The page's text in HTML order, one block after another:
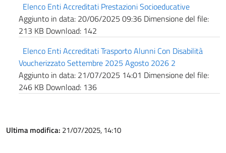
Elenco Enti Accreditati Prestazioni Socioeducative
Aggiunto in data: 20/06/2025 09:36 Dimensione del file:
213 KB Download: 142
Elenco Enti Accreditati Trasporto Alunni Con Disabilità
Voucherizzato Settembre 2025 Agosto 2026 2
Aggiunto in data: 21/07/2025 14:01 Dimensione del file:
246 KB Download: 136
Ultima modifica: 21/07/2025, 14:10